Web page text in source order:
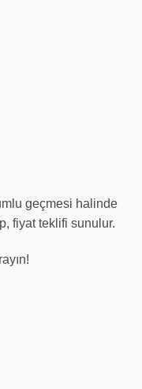
geçmesi halinde
fiyat teklifi sunulur.